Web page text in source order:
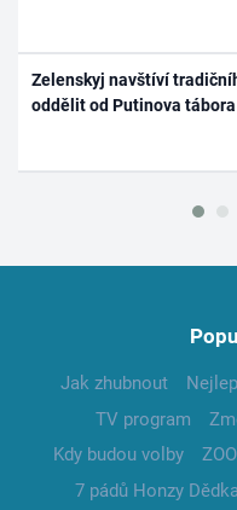
Zelenskyj navštíví
oddělit od Putinova tábora
Jak zhubnout
TV program
Kdy budou volby
7 pádů Honzy